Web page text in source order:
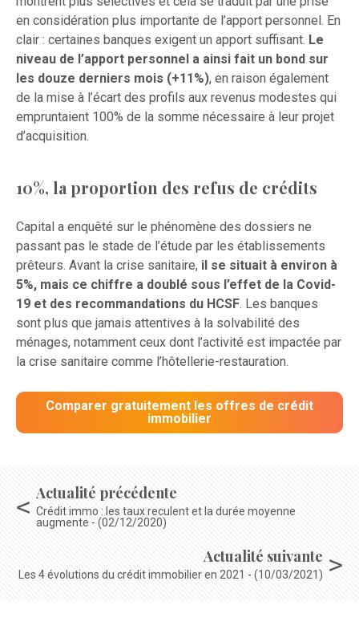
en considération plus importante de l’apport personnel. En
clair : certaines banques exigent un apport suffisant. Le
niveau de l’apport personnel a ainsi fait un bond sur
les douze derniers mois (+11%), en raison également
de la mise à l’écart des profils aux revenus modestes qui
empruntaient 100% de la somme nécessaire à leur projet
d’acquisition.
10%, la proportion des refus de crédits
Capital a enquêté sur le phénomène des dossiers ne
passant pas le stade de l’étude par les établissements
prêteurs. Avant la crise sanitaire, il se situait à environ à
5%, mais ce chiffre a doublé sous l’effet de la Covid-
19 et des recommandations du HCSF. Les banques
sont plus que jamais attentives à la solvabilité des
ménages, notamment ceux dont l’activité est impactée par
la crise sanitaire comme l’hôtellerie-restauration.
Comparer gratuitement les offres de crédit
immobilier
Actualité précédente
Crédit immo : les taux reculent et la durée moyenne
augmente - (02/12/2020)
Actualité suivante
Les 4 évolutions du crédit immobilier en 2021 - (10/03/2021)